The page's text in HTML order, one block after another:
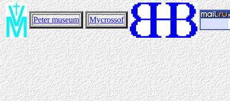
Peter museum Mycrossof